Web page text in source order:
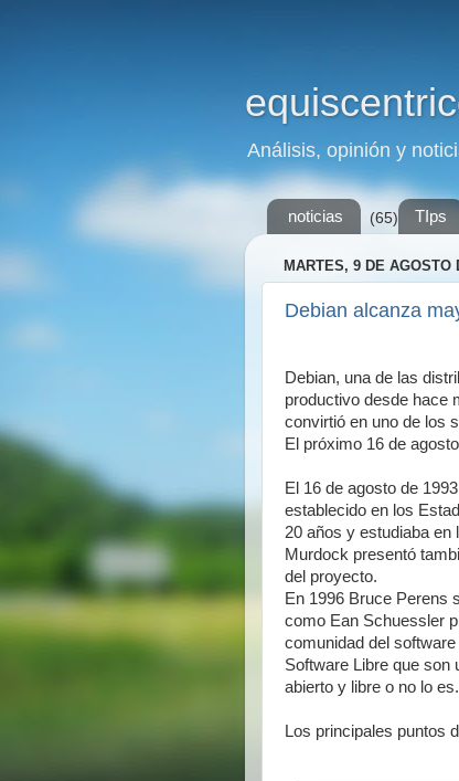
Análisis, opinión y
noticias (65) TIps
MARTES, 9 DE AGOSTO
Debian alcanza
Debian, una de las
productivo desde hace
convirtió en uno de los
El próximo 16 de
El 16 de agosto de
establecido en los
20 años y estudiaba en
Murdock presentó
del proyecto.
En 1996 Bruce Perens
como Ean Schuessler
comunidad del
Software Libre que son
abierto y libre o no lo es.
Los principales puntos